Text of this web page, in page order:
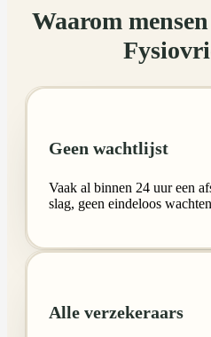
Waarom
Geen wachtlijst
Vaak al binnen 24 uur een
slag, geen eindeloos
Alle verzekeraars